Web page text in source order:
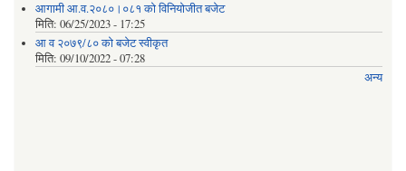
आगामी आ.व.२०८०।०८१ को विनियोजीत बजेट
मिति: 06/25/2023 - 17:25
आ व २०७९/८० को बजेट स्वीकृत
मिति: 09/10/2022 - 07:28
अन्य